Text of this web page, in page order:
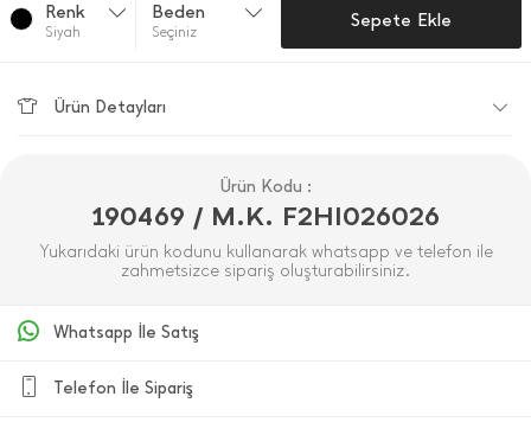
Renk
Si̇yah
Beden
Seçiniz
Sepete Ekle
Ürün Detayları
Ürün Kodu :
190469 / M.K. F2HI026026
Yukarıdaki ürün kodunu kullanarak whatsapp ve telefon ile
zahmetsizce sipariş oluşturabilirsiniz.
Whatsapp İle Satış
Telefon İle Sipariş